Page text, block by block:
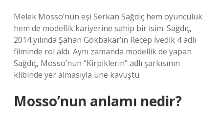
Melek Mosso’nun eşi Serkan Sağdıç hem oyunculuk
hem de modellik kariyerine sahip bir isim. Sağdıç,
2014 yılında Şahan Gökbakar’ın Recep İvedik 4 adlı
filminde rol aldı. Aynı zamanda modellik de yapan
Sağdıç, Mosso’nun “Kirpiklerin” adlı şarkısının
klibinde yer almasıyla üne kavuştu.
Mosso’nun anlamı nedir?